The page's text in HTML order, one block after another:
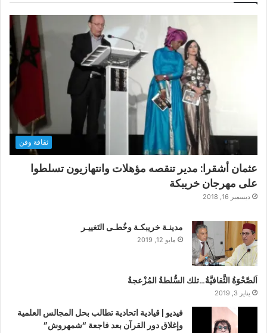
ثقافة وفن
عثمان أشقرا: مدير تنقصه مؤهلات وانتهازيون تسلطوا
على مهرجان خريبكة
ديسمبر 16, 2018
مدينـة خريبكـة وخُطـى التَغييـر
مايو 12, 2019
اَلصَّحْوَةُ الثَّقافيَّةُ…تلك السُّلطةُ المُزْعجةُ
يناير 3, 2019
فيديو | قيادية اتحادية تطالب بحل المجالس العلمية
وإغلاق دور القرآن بعد فاجعة “شمهروش”